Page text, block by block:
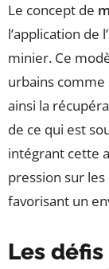
Le concept de
l’application de
minier. Ce
urbains
ainsi la
de ce qui est
intégrant cette
pression sur
favorisant un
Les